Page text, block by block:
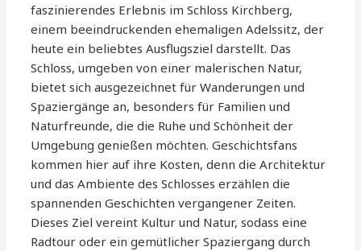
faszinierendes Erlebnis im Schloss Kirchberg,
einem beeindruckenden ehemaligen Adelssitz, der
heute ein beliebtes Ausflugsziel darstellt. Das
Schloss, umgeben von einer malerischen Natur,
bietet sich ausgezeichnet für Wanderungen und
Spaziergänge an, besonders für Familien und
Naturfreunde, die die Ruhe und Schönheit der
Umgebung genießen möchten. Geschichtsfans
kommen hier auf ihre Kosten, denn die Architektur
und das Ambiente des Schlosses erzählen die
spannenden Geschichten vergangener Zeiten.
Dieses Ziel vereint Kultur und Natur, sodass eine
Radtour oder ein gemütlicher Spaziergang durch